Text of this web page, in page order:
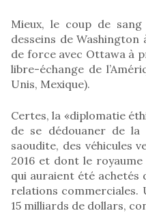
Mieux, le coup de
desseins de Washington
de force avec Ottawa à
libre-échange de
Unis, Mexique).
Certes, la «diplomatie
de se dédouaner de la
saoudite, des véhicules
2016 et dont le royaume
qui auraient été achetés
relations commerciales.
15 milliards de dollars,